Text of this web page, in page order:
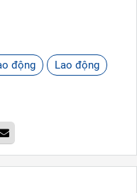
động Lao động